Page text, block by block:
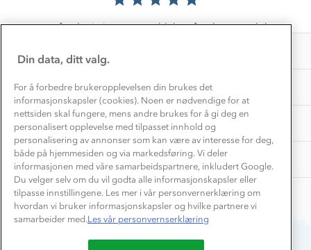
Det er foreløpig ingen anmeldelser for dette produktet.
Bedrift, barnehage og SFO
OM OSS
TIPS OG RÅD
EL-retur
Store størrelser
Turmat oppskrifter
Beredskap
AKTIVITETER
Få turinspirasjon og tips her⛰
Storms turtips🐿️
Leirskole 🥾
Barnehageansatt
Tips til hyttetur
Din data, ditt valg.
For å forbedre brukeropplevelsen din brukes det
informasjonskapsler (cookies). Noen er nødvendige for at
nettsiden skal fungere, mens andre brukes for å gi deg en
personalisert opplevelse med tilpasset innhold og
personalisering av annonser som kan være av interesse for deg,
både på hjemmesiden og via markedsføring. Vi deler
informasjonen med våre samarbeidspartnere, inkludert Google.
Du velger selv om du vil godta alle informasjonskapsler eller
tilpasse innstillingene. Les mer i vår personvernerklæring om
hvordan vi bruker informasjonskapsler og hvilke partnere vi
samarbeider med.Les vår personvernserklæring